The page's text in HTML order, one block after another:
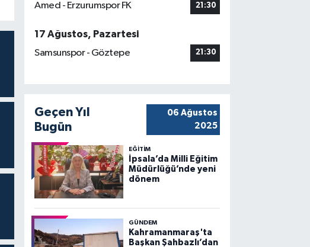
Amed - Erzurumspor FK 21:30
17 Ağustos, Pazartesi
Samsunspor - Göztepe
21:30
Geçen Yıl
Bugün
06 Ağustos
2025
EĞİTİM
İpsala’da Milli Eğitim
Müdürlüğü’nde yeni
dönem
GÜNDEM
Kahramanmaraş'ta
Başkan Şahbazlı’dan